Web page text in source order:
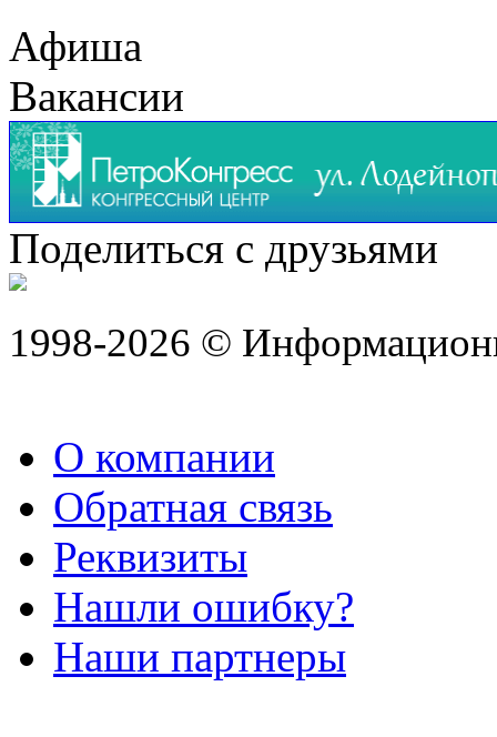
Афиша
Вакансии
Поделиться с друзьями
1998-2026 ©
О компании
Обратная связь
Реквизиты
Нашли ошибку?
Наши партнеры